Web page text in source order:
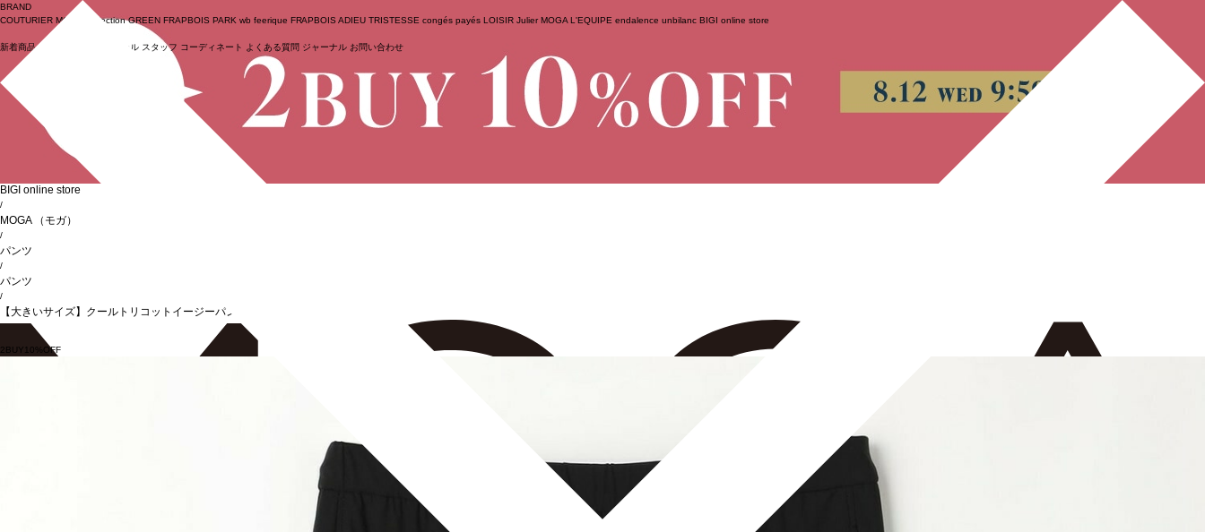
ログイン
BRAND
COUTURIER MOGA Collection GREEN FRAPBOIS PARK wb feerique FRAPBOIS ADIEU TRISTESSE congés payés LOISIR Julier MOGA L'EQUIPE endalence unbilanc BIGI online store
新着商品 (ライブ) セール スタッフ コーディネート よくある質問 ジャーナル お問い合わせ
BIGI online store
/
MOGA （モガ）
/
パンツ
/
パンツ
/
【大きいサイズ】クールトリコットイージーパンツ
2BUY10%OFF